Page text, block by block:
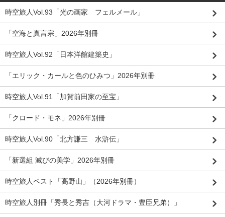
時空旅人Vol.93「光の画家 フェルメール」
「空海と真言宗」2026年別冊
時空旅人Vol.92「日本洋館建築史」
「エリック・カールと色のひみつ」2026年別冊
時空旅人Vol.91「加賀前田家の至宝」
「クロード・モネ」2026年別冊
時空旅人Vol.90「北方謙三 水滸伝」
「新選組 滅びの美学」2026年別冊
時空旅人ベスト「高野山」（2026年別冊）
時空旅人別冊「秀長と秀吉（大河ドラマ・豊臣兄弟）」